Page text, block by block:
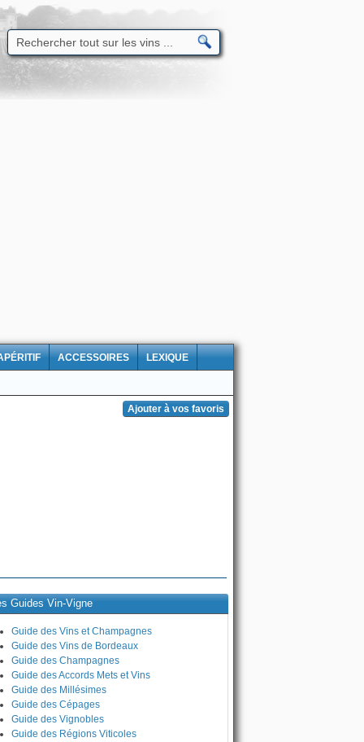
ACCESSOIRES LEXIQUE
Guides Vin-Vigne
Guide des Vins et Champagnes
Guide des Vins de Bordeaux
Guide des Champagnes
Guide des Accords Mets et Vins
Guide des Millésimes
Guide des Cépages
Guide des Vignobles
Guide des Régions Viticoles